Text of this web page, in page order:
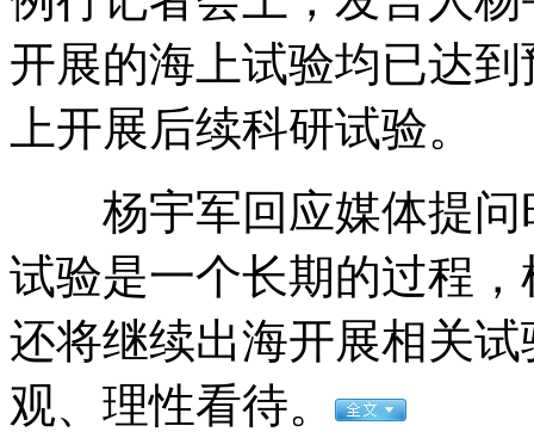
叙"敢死队"护送外国记者出境被轰炸
国宝级"恋人"人工受精 七月揭晓
禽兽生父强奸女儿 生母不让张扬
开展的海上试验均已达
上开展后续科研试验。
杨宇军回应媒体提问
试验是一个长期的过程
还将继续出海开展相关
观、理性看待。